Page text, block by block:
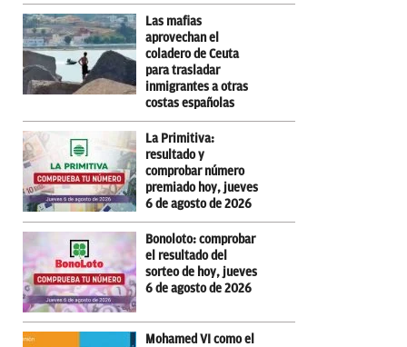
Las mafias
aprovechan el
coladero de Ceuta
para trasladar
inmigrantes a otras
costas españolas
La Primitiva:
resultado y
comprobar número
premiado hoy, jueves
6 de agosto de 2026
Bonoloto: comprobar
el resultado del
sorteo de hoy, jueves
6 de agosto de 2026
Mohamed VI como el